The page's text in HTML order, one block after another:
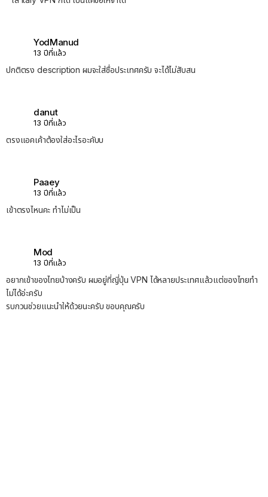
YodManud
13 ปีที่แล้ว
ปกติตรง description ผมจะใส่ชื่อประเทศครับ จะได้ไม่สับสน
danut
13 ปีที่แล้ว
ตรงแอคเค้าต้องใส่อะไรอะคับบ
Paaey
13 ปีที่แล้ว
เข้าตรงไหนคะ ทำไม่เป็น
Mod
13 ปีที่แล้ว
อยากเข้าของไทยบ้างครับ ผมอยู่ที่ญี่ปุ่น VPN ได้หลายประเทศแล้วแต่ของไทยทำ
ไม่ได้อ่ะครับ
รบกวนช่วยแนะนำให้ด้วยนะครับ ขอบคุณครับ